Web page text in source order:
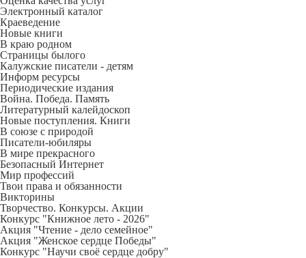
Электронный каталог
Краеведение
Новые книги
В краю родном
Страницы былого
Калужские писатели - детям
Информ ресурсы
Периодические издания
Война. Победа. Память
Литературный калейдоскоп
Новые поступления. Книги
В союзе с природой
Писатели-юбиляры
В мире прекрасного
Безопасный Интернет
Мир профессий
Твои права и обязанности
Викторины
Творчество. Конкурсы. Акции
Конкурс "Книжное лето - 2026"
Акция "Чтение - дело семейное"
Акция "Женское сердце Победы"
Конкурс "Научи своё сердце добру"